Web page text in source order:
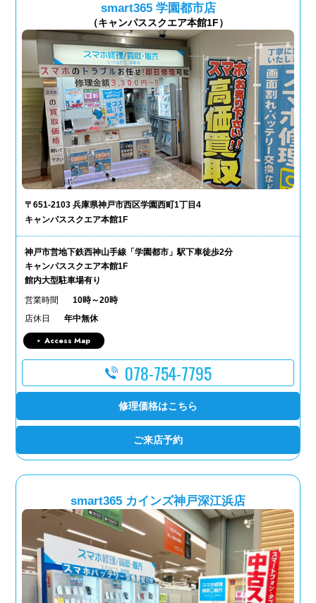
smart365 学園都市店
（キャンパススクエア本館1F）
〒651-2103 兵庫県神戸市西区学園西町1丁目4
キャンパススクエア本館1F
神戸市営地下鉄西神山手線「学園都市」駅下車徒歩2分
キャンパススクエア本館1F
館内大型駐車場有り
営業時間
10時～20時
店休日
年中無休
Access Map
078-754-7795
修理価格はこちら
ご来店予約
smart365 カインズ神戸深江浜店